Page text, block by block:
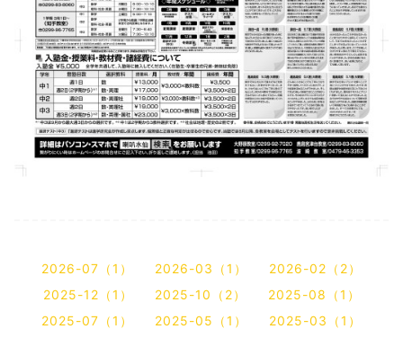
2026-07（1） 2026-03（1）
2026-02（2）
2025-12（1）
2025-10（2）
2025-08（1）
2025-07（1）
2025-05（1）
2025-03（1）